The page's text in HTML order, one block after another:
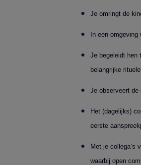
Je omringt de
In een
Je begeleidt hen
belangrijke
Je observeert de
Het (dagelijks)
eerste
Met je collega’s
waarbij open